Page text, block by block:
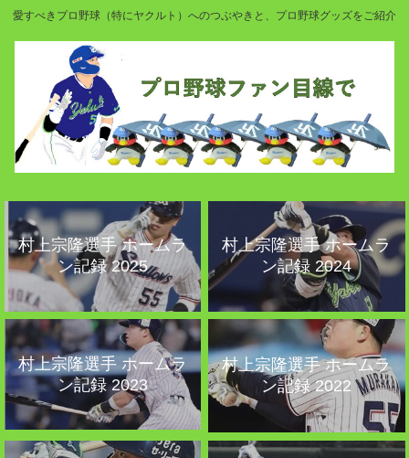
愛すべきプロ野球（特にヤクルト）へのつぶやきと、プロ野球グッズをご紹介
村上宗隆選手 ホームラ
ン記録 2025
村上宗隆選手 ホームラ
ン記録 2024
村上宗隆選手 ホームラ
ン記録 2023
村上宗隆選手 ホームラ
ン記録 2022